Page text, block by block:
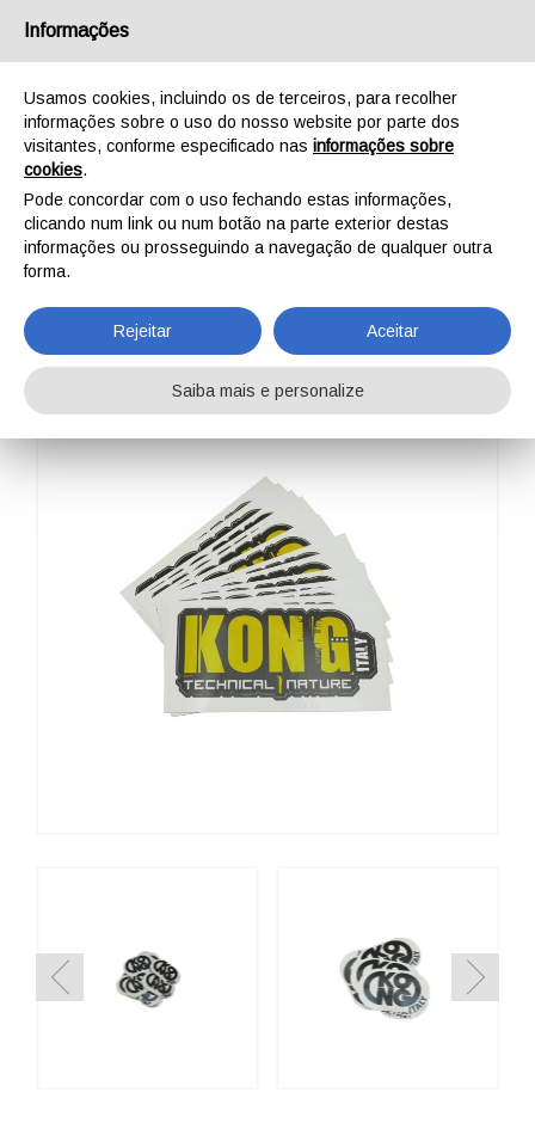
KONG STICKERS
Informações
Usamos cookies, incluindo os de terceiros, para recolher
informações sobre o uso do nosso website por parte dos
visitantes, conforme especificado nas informações sobre
cookies.
Pode concordar com o uso fechando estas informações,
clicando num link ou num botão na parte exterior destas
informações ou prosseguindo a navegação de qualquer outra
forma.
Rejeitar Aceitar
Saiba mais e personalize